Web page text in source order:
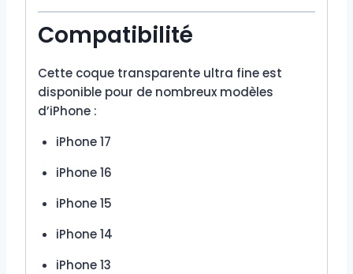
Compatibilité
Cette coque transparente ultra fine est
disponible pour de nombreux modèles
d’iPhone :
iPhone 17
iPhone 16
iPhone 15
iPhone 14
iPhone 13